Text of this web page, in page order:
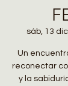
sáb, 13 dic
Un
reconectar
y la